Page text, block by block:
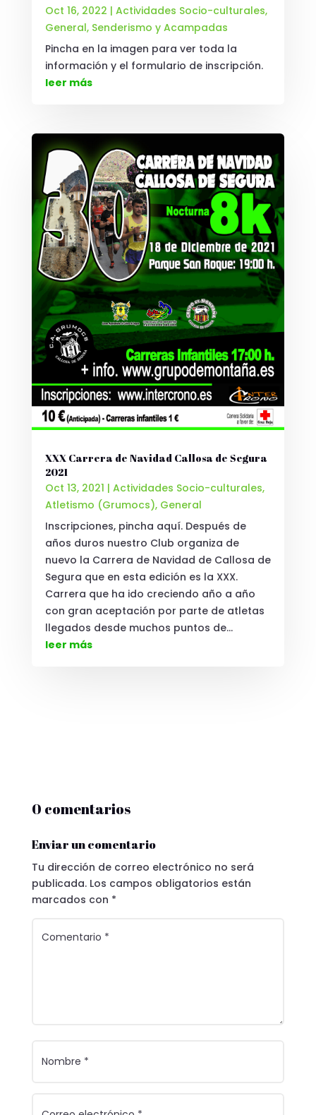
Oct 16, 2022 | Actividades Socio-culturales,
General, Senderismo y Acampadas
Pincha en la imagen para ver toda la
información y el formulario de inscripción.
leer más
XXX Carrera de Navidad Callosa de Segura
2021
Oct 13, 2021 | Actividades Socio-culturales,
Atletismo (Grumocs), General
Inscripciones, pincha aquí. Después de
años duros nuestro Club organiza de
nuevo la Carrera de Navidad de Callosa de
Segura que en esta edición es la XXX.
Carrera que ha ido creciendo año a año
con gran aceptación por parte de atletas
llegados desde muchos puntos de...
leer más
0 comentarios
Enviar un comentario
Tu dirección de correo electrónico no será
publicada. Los campos obligatorios están
marcados con *